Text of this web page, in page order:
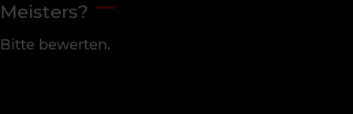
Meisters?
Bitte bewerten.